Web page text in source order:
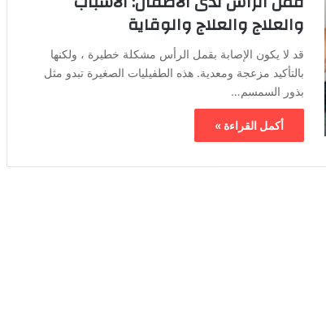
والعلاج والعلاج والوقاية
قد لا يكون الإصابة بقمل الرأس مشكلة خطيرة ، ولكنها
بالتأكيد مزعجة ومعدية. هذه الطفيليات الصغيرة تبدو مثل
بذور السمسم…
أكمل القراءة »